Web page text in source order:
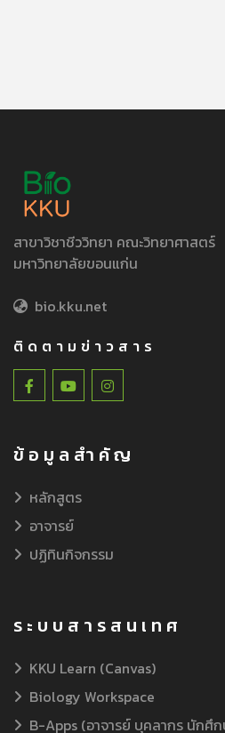
สาขาวิชาชีววิทยา คณะวิทยาศาสตร์
มหาวิทยาลัยขอนแก่น
bio.kku.net
ติดตามข่าวสาร
ข้อมูลสำคัญ
หลักสูตร
อาจารย์
ปฏิทินกิจกรรม
ระบบสารสนเทศ
KKU Learn (Canvas)
Biology Workspace
B-Apps (อาจารย์ บุคลากร นัก